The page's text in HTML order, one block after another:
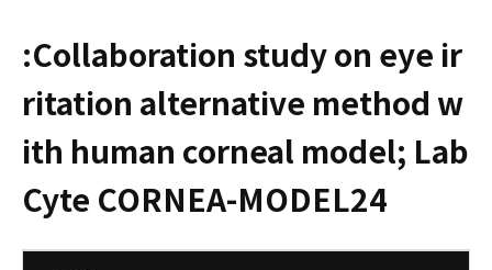
:Collaboration study on eye ir
ritation alternative method w
ith human corneal model; Lab
Cyte CORNEA-MODEL24